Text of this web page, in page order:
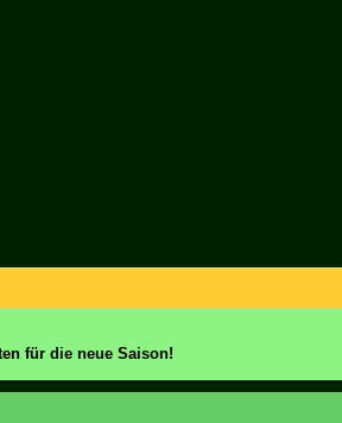
für die neue Saison!